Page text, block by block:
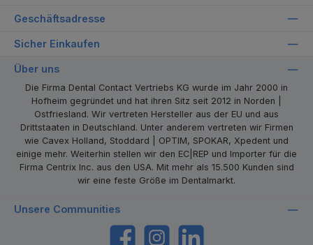
Geschäftsadresse
Sicher Einkaufen
Über uns
Die Firma Dental Contact Vertriebs KG wurde im Jahr 2000 in
Hofheim gegründet und hat ihren Sitz seit 2012 in Norden |
Ostfriesland. Wir vertreten Hersteller aus der EU und aus
Drittstaaten in Deutschland. Unter anderem vertreten wir Firmen
wie Cavex Holland, Stoddard | OPTIM, SPOKAR, Xpedent und
einige mehr. Weiterhin stellen wir den EC|REP und Importer für die
Firma Centrix Inc. aus den USA. Mit mehr als 15.500 Kunden sind
wir eine feste Größe im Dentalmarkt.
Unsere Communities